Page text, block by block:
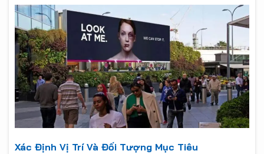
Xác Định Vị Trí Và Đối Tượng Mục Tiêu